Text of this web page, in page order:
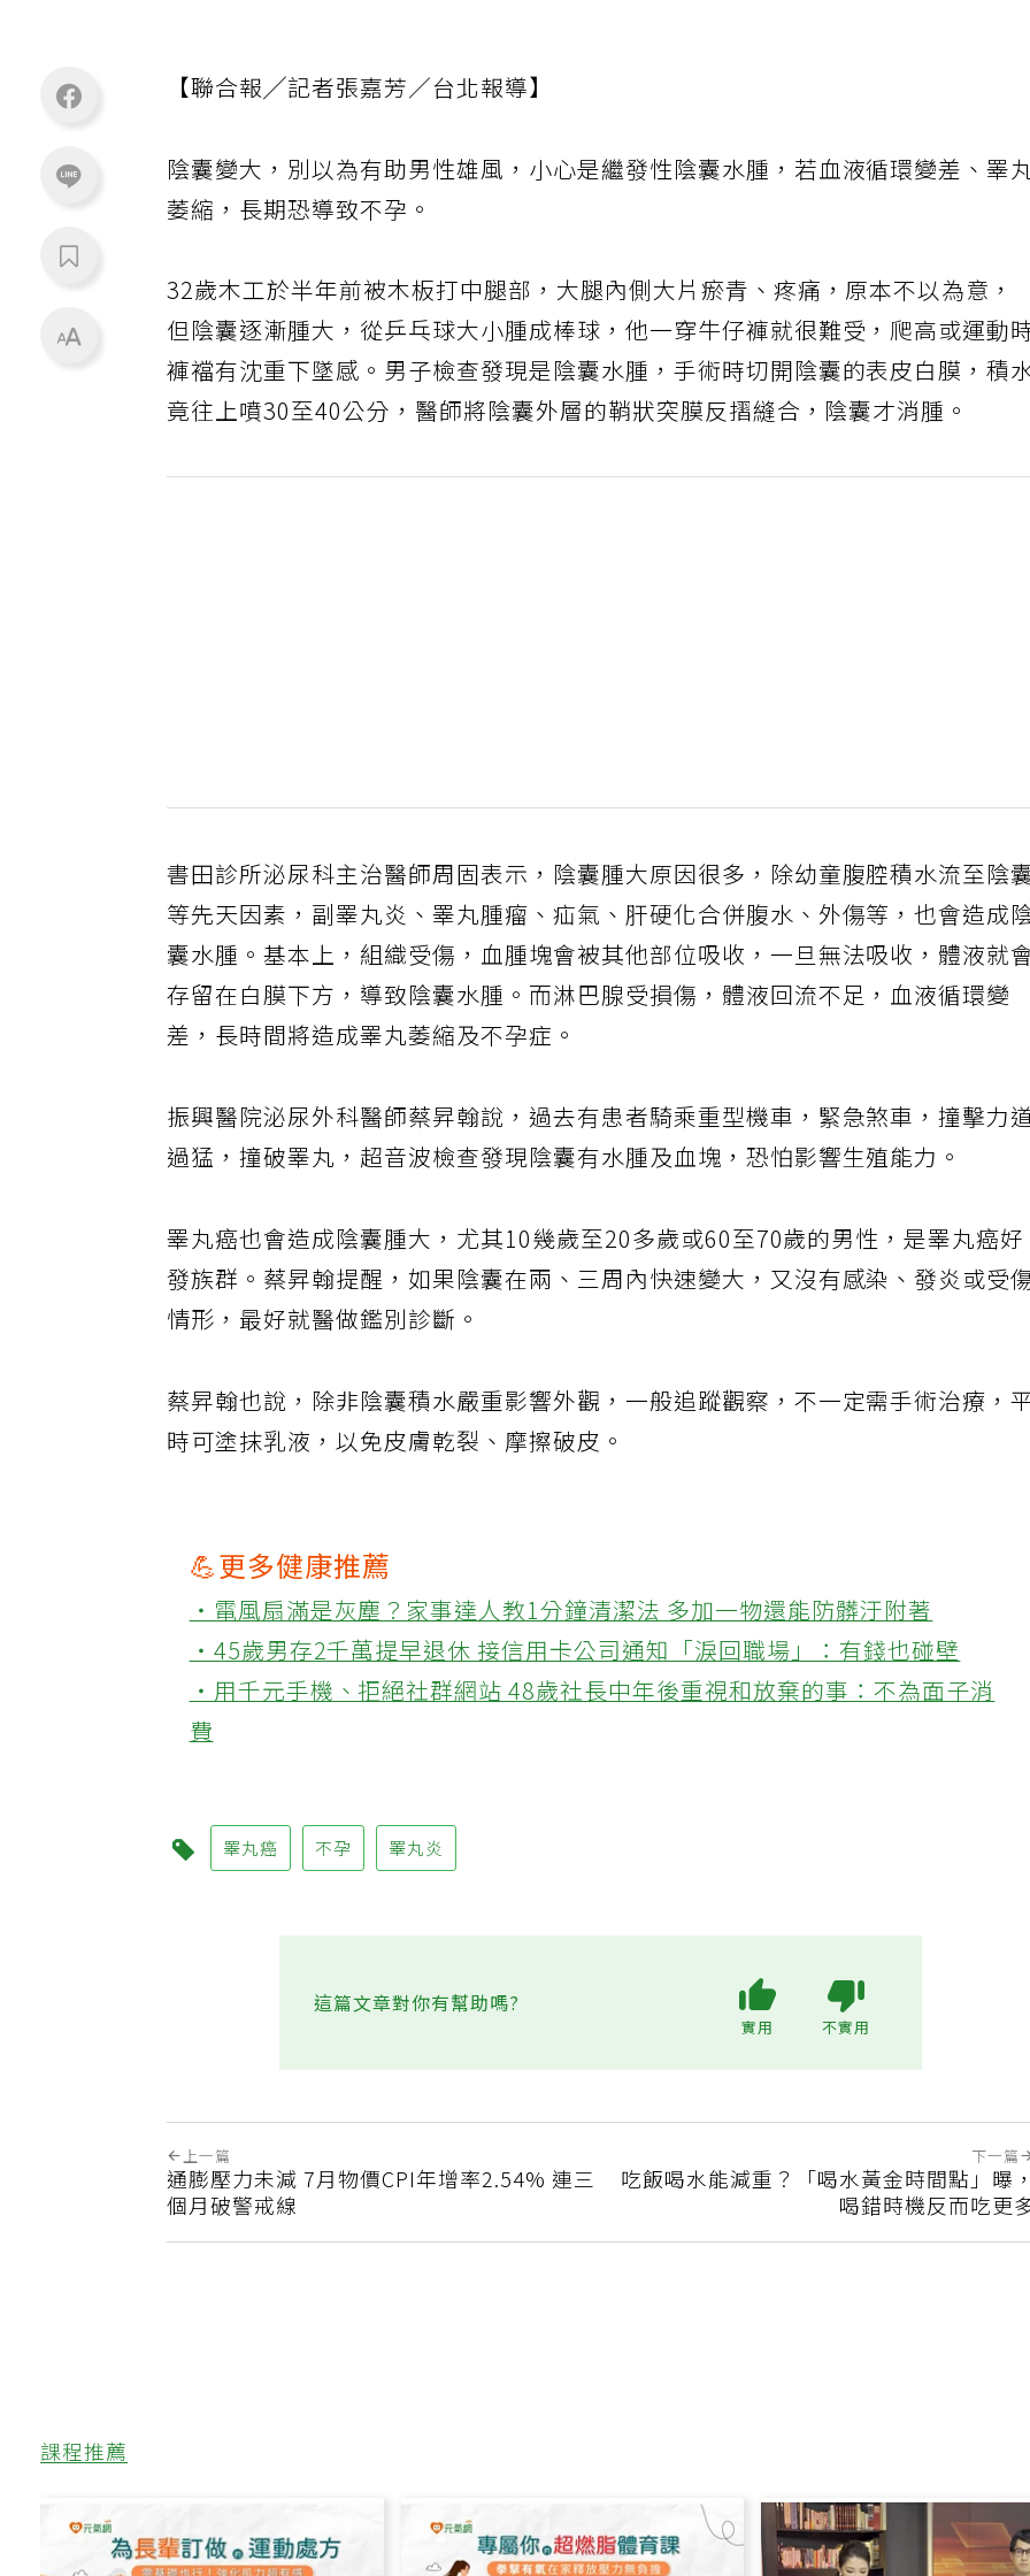
【聯合報╱記者張嘉芳／台北報導】
陰囊變大，別以為有助男性雄風，小心是繼發性陰囊水腫，若血液循環變差、睪
萎縮，長期恐導致不孕。
32歲木工於半年前被木板打中腿部，大腿內側大片瘀青、疼痛，原本不以為意，
但陰囊逐漸腫大，從乒乓球大小腫成棒球，他一穿牛仔褲就很難受，爬高或運動
褲襠有沈重下墜感。男子檢查發現是陰囊水腫，手術時切開陰囊的表皮白膜，積
竟往上噴30至40公分，醫師將陰囊外層的鞘狀突膜反摺縫合，陰囊才消腫。
書田診所泌尿科主治醫師周固表示，陰囊腫大原因很多，除幼童腹腔積水流至陰
等先天因素，副睪丸炎、睪丸腫瘤、疝氣、肝硬化合併腹水、外傷等，也會造成
囊水腫。基本上，組織受傷，血腫塊會被其他部位吸收，一旦無法吸收，體液就會
存留在白膜下方，導致陰囊水腫。而淋巴腺受損傷，體液回流不足，血液循環變
差，長時間將造成睪丸萎縮及不孕症。
振興醫院泌尿外科醫師蔡昇翰說，過去有患者騎乘重型機車，緊急煞車，撞擊力
過猛，撞破睪丸，超音波檢查發現陰囊有水腫及血塊，恐怕影響生殖能力。
睪丸癌也會造成陰囊腫大，尤其10幾歲至20多歲或60至70歲的男性，是睪丸癌好
發族群。蔡昇翰提醒，如果陰囊在兩、三周內快速變大，又沒有感染、發炎或受
情形，最好就醫做鑑別診斷。
蔡昇翰也說，除非陰囊積水嚴重影響外觀，一般追蹤觀察，不一定需手術治療，平
時可塗抹乳液，以免皮膚乾裂、摩擦破皮。
💪更多健康推薦
‧電風扇滿是灰塵？家事達人教1分鐘清潔法 多加一物還能防髒汙附著
‧45歲男存2千萬提早退休 接信用卡公司通知「淚回職場」：有錢也碰壁
‧用千元手機、拒絕社群網站 48歲社長中年後重視和放棄的事：不為面子消
費
睪丸癌 不孕 睪丸炎
這篇文章對你有幫助嗎?
上一篇
通膨壓力未減 7月物價CPI年增率2.54% 連三
個月破警戒線
下一篇
吃飯喝水能減重？「喝水黃金時間點」曝，
喝錯時機反而吃更多
課程推薦